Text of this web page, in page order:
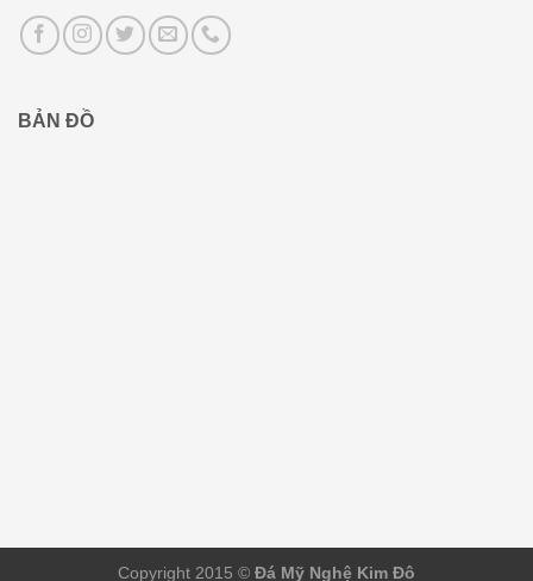
BẢN ĐỒ
Copyright 2015 © Đá Mỹ Nghệ Kim Đô